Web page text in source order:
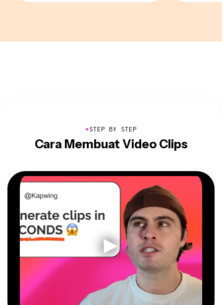
●STEP BY STEP
Cara Membuat Video Clips